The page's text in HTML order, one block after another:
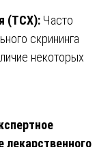
(ТСХ): Часто
скрининга
некоторых
лекарственного